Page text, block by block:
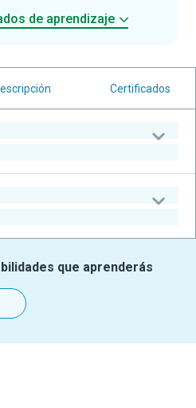
de aprendizaje
Certificados
que aprenderás